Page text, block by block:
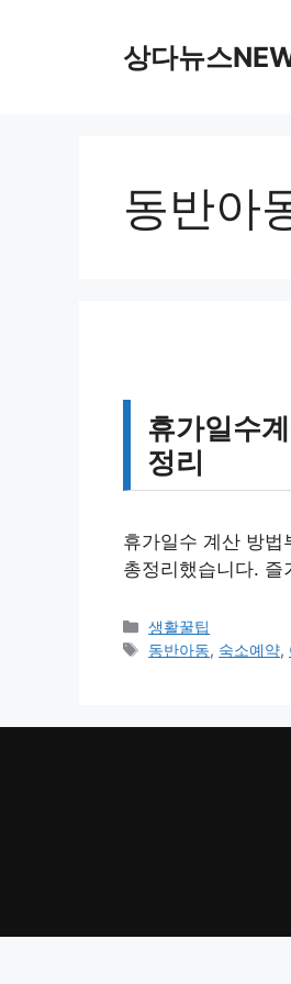
상다뉴스
동반아
휴가일수
정리
휴가일수 계산 방
총정리했습니다.
카
테
생활꿀팁
태
동반아동, 숙소예약,